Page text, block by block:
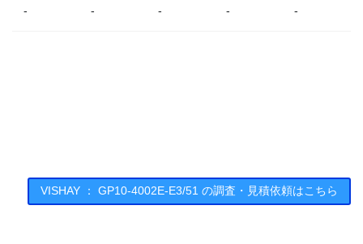
- - - - -
VISHAY ： GP10-4002E-E3/51 の調査・見積依頼はこちら